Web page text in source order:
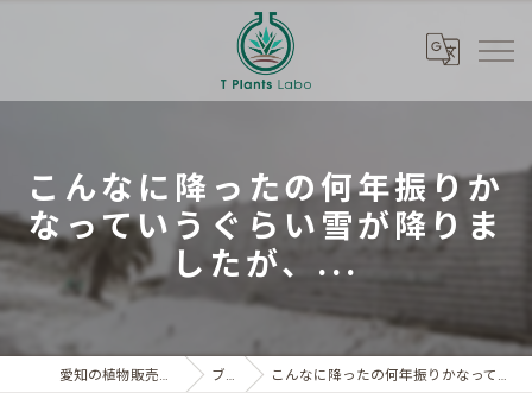
こんなに降ったの何年振りか
なっていうぐらい雪が降りま
したが、...
愛知の植物販売ならT Plants Labo ブログ こんなに降ったの何年振りかなっていうぐらい雪が降りましたが、...